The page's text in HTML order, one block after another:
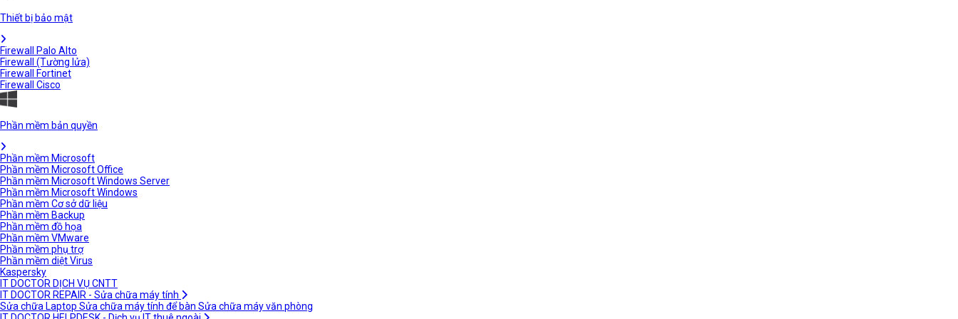
Thiết bị bảo mật
Firewall Palo Alto
Firewall (Tường lửa)
Firewall Fortinet
Firewall Cisco
Phần mềm bản quyền
Phần mềm Microsoft
Phần mềm Microsoft Office
Phần mềm Microsoft Windows Server
Phần mềm Microsoft Windows
Phần mềm Cơ sở dữ liệu
Phần mềm Backup
Phần mềm đồ họa
Phần mềm VMware
Phần mềm phụ trợ
Phần mềm diệt Virus
Kaspersky
IT DOCTOR DỊCH VỤ CNTT
IT DOCTOR REPAIR - Sửa chữa máy tính
Sửa chữa Laptop Sửa chữa máy tính để bàn Sửa chữa máy văn phòng